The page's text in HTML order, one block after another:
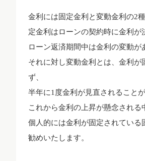
金利には固定金利と変動金利の2
定金利はローンの契約時に金利が
ローン返済期間中は金利の変動が
それに対し変動金利とは、金利が
ず、
半年に1度金利が見直されることが
これから金利の上昇が懸念される
個人的には金利が固定されている
勧めいたします。